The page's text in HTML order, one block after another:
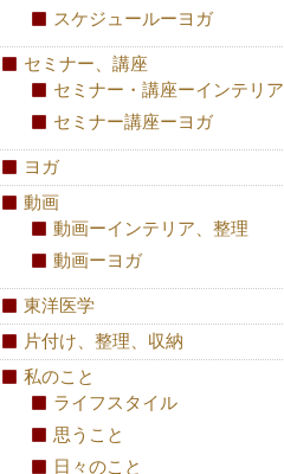
スケジュールーヨガ
セミナー、講座
セミナー・講座ーインテリア
セミナー講座ーヨガ
ヨガ
動画
動画ーインテリア、整理
動画ーヨガ
東洋医学
片付け、整理、収納
私のこと
ライフスタイル
思うこと
日々のこと